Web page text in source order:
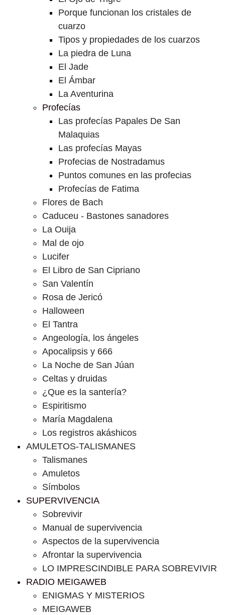
Porque funcionan los cristales de
cuarzo
Tipos y propiedades de los cuarzos
La piedra de Luna
El Jade
El Ámbar
La Aventurina
Profecías
Las profecías Papales De San
Malaquias
Las profecías Mayas
Profecias de Nostradamus
Puntos comunes en las profecias
Profecías de Fatima
Flores de Bach
Caduceu - Bastones sanadores
La Ouija
Mal de ojo
Lucifer
El Libro de San Cipriano
San Valentín
Rosa de Jericó
Halloween
El Tantra
Angeología, los ángeles
Apocalipsis y 666
La Noche de San Júan
Celtas y druidas
¿Que es la santería?
Espiritismo
María Magdalena
Los registros akáshicos
AMULETOS-TALISMANES
Talismanes
Amuletos
Símbolos
SUPERVIVENCIA
Sobrevivir
Manual de supervivencia
Aspectos de la supervivencia
Afrontar la supervivencia
LO IMPRESCINDIBLE PARA SOBREVIVIR
RADIO MEIGAWEB
ENIGMAS Y MISTERIOS
MEIGAWEB